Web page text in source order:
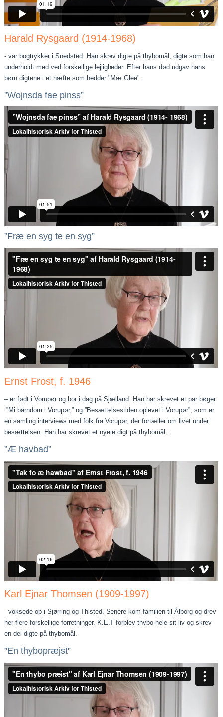
Harald Rysgaard (1914-1968)
- var bogtrykker i Snedsted. Han skrev digte på thybomål, digte som han
underholdt med ved forskellige lejligheder. Efter hans død udgav hans
børn digtene i et hæfte som hedder "Mæ Glee".
”Wojnsda fae pinss”
”Fræ en syg te en syg”
Ernst Frost, f. 1946
– er født i Vorupør og bor i dag på Sjælland. Han har skrevet et par bøger
:”Mi bårndom i Vorupør,” og ”Besættelsestiden oplevet i Vorupør”, som er
en samling interviews med folk fra Vorupør, der fortæller om livet under
besættelsen. Han har skrevet et nyere digt på thybomål :
”Æ havbad”
Karl Ejnar Thomsen (1909-1997)
- voksede op i Sjørring og Thisted. Senere kom familien til Ålborg og drev
her flere forskellige forretninger. K.E.T forblev thybo hele sit liv og skrev
en del digte på thybomål.
”En thybopræjst”